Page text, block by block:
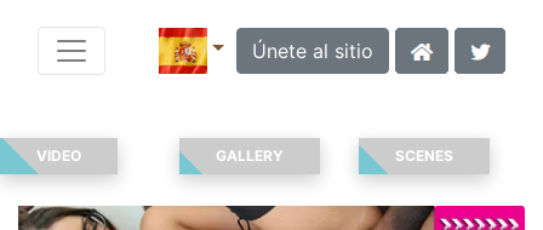
Únete al sitio
VIDEO GALLERY SCENES